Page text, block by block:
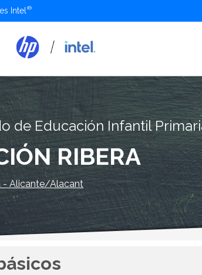
Intel
de Educación Infantil
RIBERA
- Alicante/Alacant